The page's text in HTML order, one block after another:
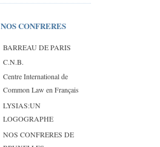
NOS CONFRERES
BARREAU DE PARIS
C.N.B.
Centre International de
Common Law en Français
LYSIAS:UN
LOGOGRAPHE
NOS CONFRERES DE